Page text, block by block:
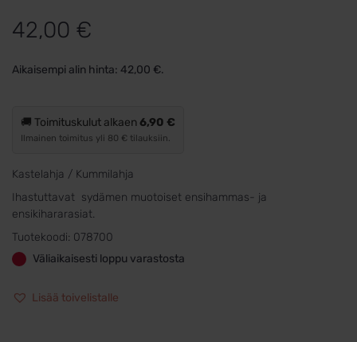
42,00 €
Aikaisempi alin hinta: 42,00 €.
🚚 Toimituskulut alkaen6,90 €
Ilmainen toimitus yli 80 € tilauksiin.
Kastelahja / Kummilahja
Ihastuttavat sydämen muotoiset ensihammas- ja
ensikihararasiat.
Tuotekoodi: 078700
Väliaikaisesti loppu varastosta
Lisää toivelistalle